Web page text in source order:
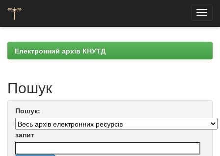
navigationЕлектронний архів КНУТД
Пошук
Пошук:
запит